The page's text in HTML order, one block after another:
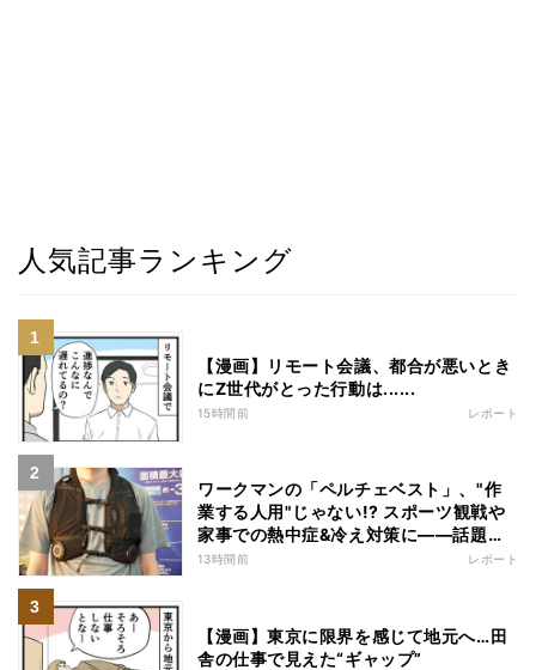
人気記事ランキング
【漫画】リモート会議、都合が悪いとき
にZ世代がとった行動は......
15時間前 レポート
ワークマンの「ペルチェベスト」、"作
業する人用"じゃない!? スポーツ観戦や
家事での熱中症&冷え対策に――話題の
商品を徹底検証
13時間前 レポート
【漫画】東京に限界を感じて地元へ…田
舎の仕事で見えた“ギャップ”